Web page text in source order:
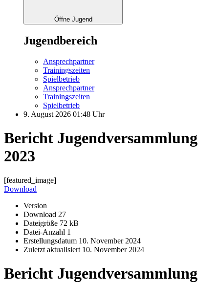
Öffne Jugend
Jugendbereich
Ansprechpartner
Trainingszeiten
Spielbetrieb
Ansprechpartner
Trainingszeiten
Spielbetrieb
9. August 2026 01:48 Uhr
Bericht Jugendversammlung
2023
[featured_image]
Download
Version
Download 27
Dateigröße 72 kB
Datei-Anzahl 1
Erstellungsdatum 10. November 2024
Zuletzt aktualisiert 10. November 2024
Bericht Jugendversammlung